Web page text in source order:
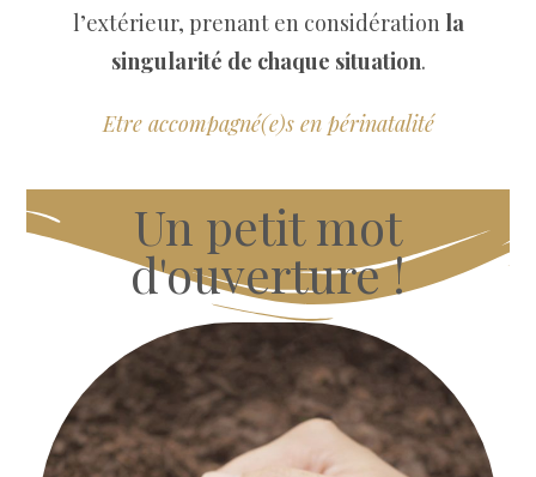
l’extérieur, prenant en considération la
singularité de chaque situation.
Etre accompagné(e)s en périnatalité
Un petit mot
d'ouverture !